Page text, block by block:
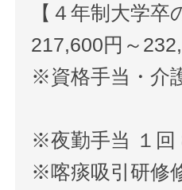
【４年制大学卒
217,600円～
※資格手当・介
※夜勤手当 １回
※喀痰吸引研修